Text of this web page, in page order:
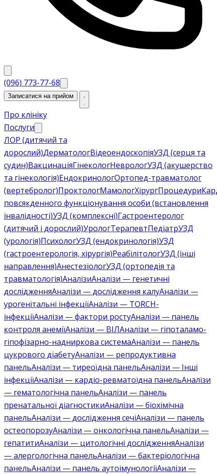
(096) 773-77-68
Записатися на прийом
Про клініку
Послуги
ЛОР (дитячий та
дорослий)ДерматологВідеоендоскопіяУЗД (серця та
судин)ВакцинаціяГінекологНеврологУЗД (акушерство
та гінекологія)ЕндокринологОртопед-травматолог
(вертебролог)ПроктологМамологХірургПроцедури
повсякденного функціонування особи (встановлення
інвалідності)УЗД (комплексні)Гастроентеролог
(дитячий і дорослий)УрологТерапевтПедіатрУЗД
(урологія)ПсихологУЗД (ендокринологія)УЗД
(гастроентерологія, хірургія)РеабілітологУЗД (інші
направлення)АнестезіологУЗД (ортопедія та
травматологія)АналізиАналізи — генетичні
дослідженняАналізи — дослідження калуАналізи —
урогенітальні інфекціїАналізи — TORCH-
інфекціїАналізи — фактори ростуАналізи — панель
контроля анеміїАналізи — ВІЛАналізи — гіпоталамо-
гіпофізарно-надниркова системаАналізи — панель
цукрового діабетуАналізи — репродуктивна
панельАналізи — тиреоїдна панельАналізи — Інші
інфекціїАналізи — кардіо-ревматоїдна панельАналізи
— гематологічна панельАналізи — панель
пренатальної діагностикиАналізи — біохімічна
панельАналізи — дослідження сечіАналізи — панель
остеопорозуАналізи — онкологічна панельАналізи —
гепатитиАналізи — цитологічні дослідженняАналізи
— алергологічна панельАналізи — бактеріологічна
панельАналізи — панель аутоімунологіїАналізи —